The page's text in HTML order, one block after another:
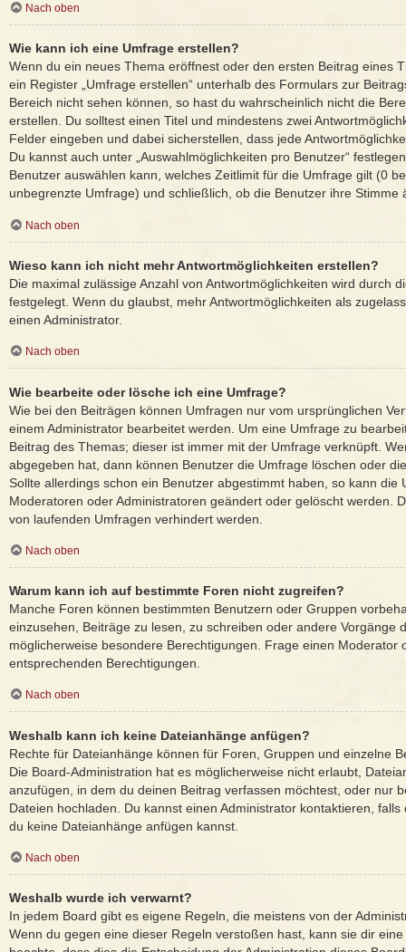
Nach oben
Wie kann ich eine Umfrage erstellen?
Wenn du ein neues Thema eröffnest oder den ersten Beitrag eines
ein Register „Umfrage erstellen“ unterhalb des Formulars zur
Bereich nicht sehen können, so hast du wahrscheinlich nicht die
erstellen. Du solltest einen Titel und mindestens zwei
Felder eingeben und dabei sicherstellen, dass jede
Du kannst auch unter „Auswahlmöglichkeiten pro Benutzer“
Benutzer auswählen kann, welches Zeitlimit für die Umfrage gilt (0
unbegrenzte Umfrage) und schließlich, ob die Benutzer ihre Stimme
Nach oben
Wieso kann ich nicht mehr Antwortmöglichkeiten erstellen?
Die maximal zulässige Anzahl von Antwortmöglichkeiten wird durch
festgelegt. Wenn du glaubst, mehr Antwortmöglichkeiten als
einen Administrator.
Nach oben
Wie bearbeite oder lösche ich eine Umfrage?
Wie bei den Beiträgen können Umfragen nur vom ursprünglichen
einem Administrator bearbeitet werden. Um eine Umfrage zu
Beitrag des Themas; dieser ist immer mit der Umfrage verknüpft.
abgegeben hat, dann können Benutzer die Umfrage löschen oder
Sollte allerdings schon ein Benutzer abgestimmt haben, so kann die
Moderatoren oder Administratoren geändert oder gelöscht werden.
von laufenden Umfragen verhindert werden.
Nach oben
Warum kann ich auf bestimmte Foren nicht zugreifen?
Manche Foren können bestimmten Benutzern oder Gruppen
einzusehen, Beiträge zu lesen, zu schreiben oder andere Vorgänge
möglicherweise besondere Berechtigungen. Frage einen Moderator
entsprechenden Berechtigungen.
Nach oben
Weshalb kann ich keine Dateianhänge anfügen?
Rechte für Dateianhänge können für Foren, Gruppen und einzelne
Die Board-Administration hat es möglicherweise nicht erlaubt,
anzufügen, in dem du deinen Beitrag verfassen möchtest, oder nur
Dateien hochladen. Du kannst einen Administrator kontaktieren,
du keine Dateianhänge anfügen kannst.
Nach oben
Weshalb wurde ich verwarnt?
In jedem Board gibt es eigene Regeln, die meistens von der
Wenn du gegen eine dieser Regeln verstoßen hast, kann sie dir